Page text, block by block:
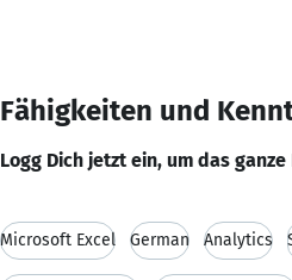
Fähigkeiten und
Logg Dich jetzt ein, um das
Microsoft Excel German Analytics